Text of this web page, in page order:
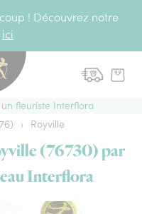
! Découvrez notre
ici
fleuriste Interflora
› Royville
(76730) par
Interflora